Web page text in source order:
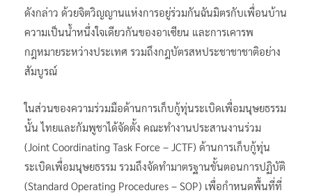
ดังกล่าว ด้วยจิตวิญญานแห่งการอยู่ร่วมกันฉันมิตรกับเพื่อนบ้าน
ความเป็นน้ำหนึ่งใจเดียวกันของอาเซียน และการเคารพ
กฎหมายระหว่างประเทศ รวมถึงกฎบัตรสหประชาชาชาติอย่าง
สัมบูรณ์
ในส่วนของความร่วมมือด้านการเก็บกู้ทุ่นระเบิดเพื่อมนุษยธรรม
นั้น ไทยและกัมพูชาได้จัดตั้ง คณะทำงานประสานงานร่วม
(Joint Coordinating Task Force – JCTF) ด้านการเก็บกู้ทุ่น
ระเบิดเพื่อมนุษยธรรม รวมถึงจัดทำมาตรฐานขั้นตอนการปฏิบัติ
(Standard Operating Procedures – SOP) เพื่อกำหนดพื้นที่ที่